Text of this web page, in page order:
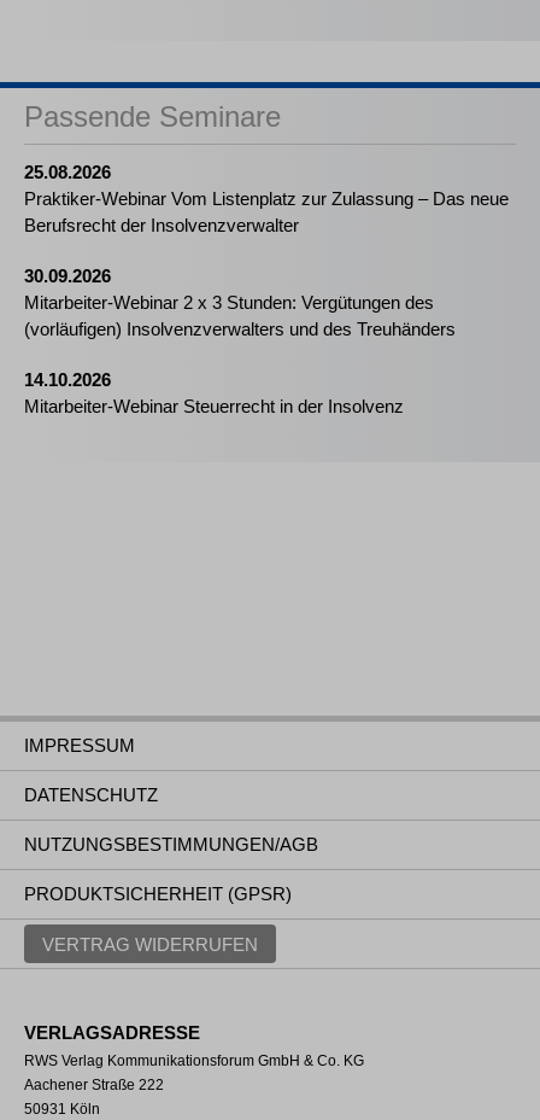
Passende Seminare
25.08.2026
Praktiker-Webinar Vom Listenplatz zur Zulassung – Das neue
Berufsrecht der Insolvenzverwalter
30.09.2026
Mitarbeiter-Webinar 2 x 3 Stunden: Vergütungen des
(vorläufigen) Insolvenzverwalters und des Treuhänders
14.10.2026
Mitarbeiter-Webinar Steuerrecht in der Insolvenz
IMPRESSUM
DATENSCHUTZ
NUTZUNGSBESTIMMUNGEN/AGB
PRODUKTSICHERHEIT (GPSR)
VERTRAG WIDERRUFEN
VERLAGSADRESSE
RWS Verlag Kommunikationsforum GmbH & Co. KG
Aachener Straße 222
50931 Köln